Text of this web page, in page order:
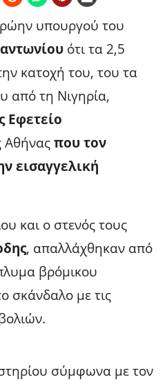
υπουργού του
ότι τα 2,5
κατοχή του, του τα
από τη Νιγηρία,
Εφετείο
Αθήναςπου τον
εισαγγελική
και ο στενός τους
, απαλλάχθηκαν από
βρόμικου
σκάνδαλο με τις
σύμφωνα με τον